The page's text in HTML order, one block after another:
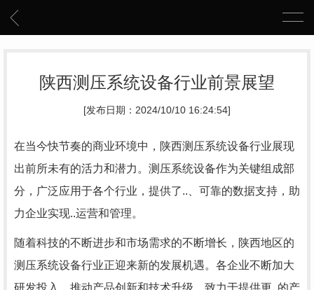
陕西测压系统设备行业前景展望
[发布日期：2024/10/10 16:24:54]
在当今快节奏的商业环境中，陕西测压系统设备行业展现
出前所未有的活力和潜力。测压系统设备作为关键组成部
分，广泛应用于各个行业，提供了..、可靠的数据支持，助
力企业实现..运营和管理。
随着科技的不断进步和市场需求的不断增长，陕西地区的
测压系统设备行业正迎来新的发展机遇。各企业不断加大
研发投入，推动产品创新和技术升级，致力于提供更..的产